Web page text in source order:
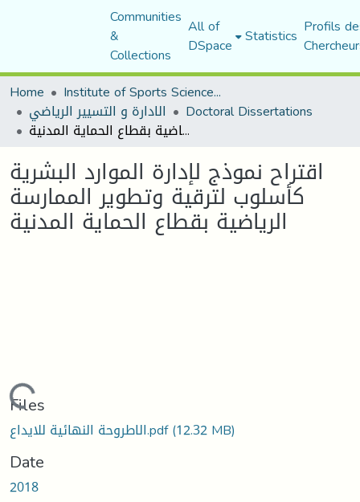
Communities
&
Collections
All of
DSpace Statistics Profils
Home
Institute of Sports Sciences and Techniques
الادارة و التسيير الرياضي Doctoral Dissertations
اقتراح نموذج لإدارة الموارد البشرية كأسلوب لترقية وتطوير الممارسة الرياضية بقطاع الحماية المدنية
اقتراح نموذج لإدارة الموارد البشرية
كأسلوب لترقية وتطوير الممارسة
الرياضية بقطاع الحماية المدنية
Files
الاطروحة النهائية للايداع.pdf(12.32 MB)
Date
2018